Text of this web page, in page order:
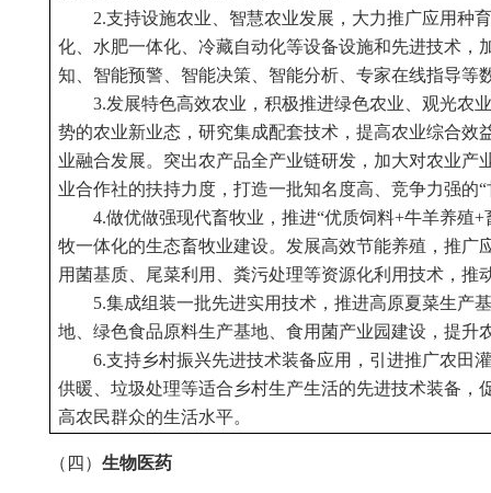
2.支持设施农业、智慧农业发展，大力推广应用种
化、水肥一体化、冷藏自动化等设备设施和先进技术，
知、智能预警、智能决策、智能分析、专家在线指导等
3.发展特色高效农业，积极推进绿色农业、观光农
势的农业新业态，研究集成配套技术，提高农业综合效
业融合发展。突出农产品全产业链研发，加大对农业产
业合作社的扶持力度，打造一批知名度高、竞争力强的
4.做优做强现代畜牧业，推进“优质饲料+牛羊养殖
牧一体化的生态畜牧业建设。发展高效节能养殖，推广
用菌基质、尾菜利用、粪污处理等资源化利用技术，推
5.集成组装一批先进实用技术，推进高原夏菜生产
地、绿色食品原料生产基地、食用菌产业园建设，提升
6.支持乡村振兴先进技术装备应用，引进推广农田
供暖、垃圾处理等适合乡村生产生活的先进技术装备，
高农民群众的生活水平。
（四） 生物医药